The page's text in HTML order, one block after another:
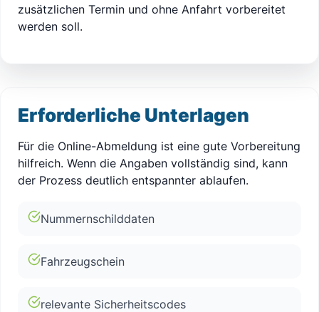
zusätzlichen Termin und ohne Anfahrt vorbereitet
werden soll.
Erforderliche Unterlagen
Für die Online-Abmeldung ist eine gute Vorbereitung
hilfreich. Wenn die Angaben vollständig sind, kann
der Prozess deutlich entspannter ablaufen.
Nummernschilddaten
Fahrzeugschein
relevante Sicherheitscodes